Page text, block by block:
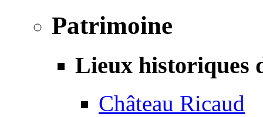
Patrimoine
Lieux historiques
Château Ricaud